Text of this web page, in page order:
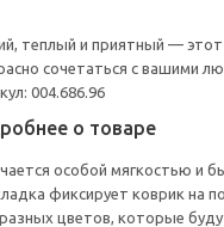
теплый и приятный —
сочетаться с вашими
004.686.96
о товаре
особой мягкостью и
фиксирует коврик на
цветов, которые